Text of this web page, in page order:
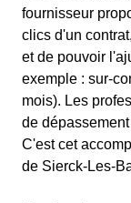
fournisseur
clics d'un
et de pouvoir
exemple : sur-
mois). Les
de
C'est cet
de Sierck-Les-